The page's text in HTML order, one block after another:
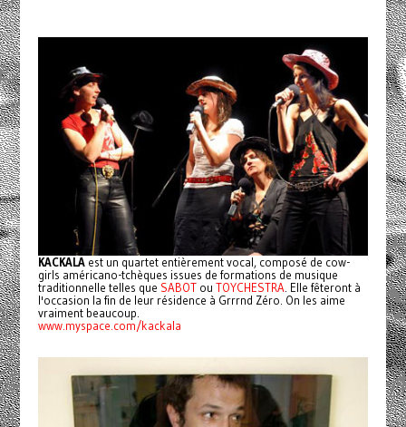
KACKALAest un quartet entièrement vocal, composé de cow-
girls américano-tchèques issues de formations de musique
traditionnelle telles que SABOTou TOYCHESTRA . Elle fêteront à
l'occasion la fin de leur résidence à Grrrnd Zéro. On les aime
vraiment beaucoup.
www.myspace.com/kackala